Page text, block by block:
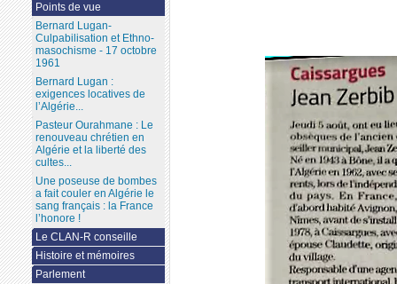
Points de vue
Bernard Lugan-
Culpabilisation et Ethno-
masochisme - 17 octobre
1961
Bernard Lugan :
exigences locatives de
l’Algérie...
Pasteur Ourahmane : Le
renouveau chrétien en
Algérie et la liberté des
cultes...
Une poseuse de bombes
a fait couler en Algérie le
sang français : la France
l’honore !
Le CLAN-R conseille
Histoire et mémoires
Parlement